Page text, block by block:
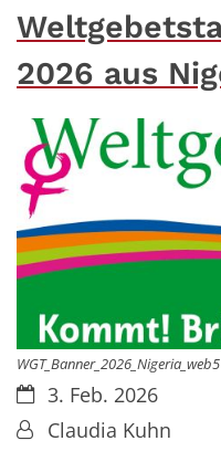
2026 aus
WGT_Banner_2026_Nigeria_web5
Datum:
3. Feb. 2026
Von:Claudia Kuhn